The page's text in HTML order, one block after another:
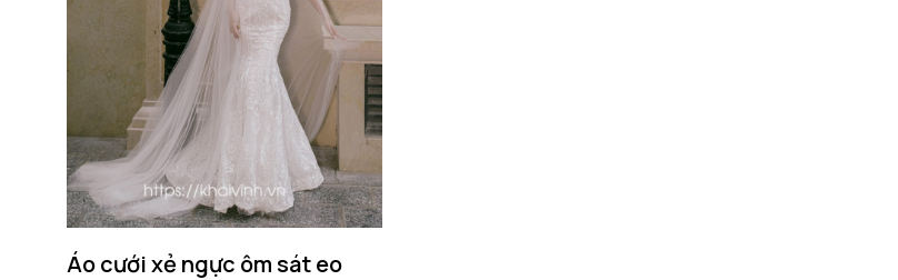
Áo cưới xẻ ngực ôm sát eo